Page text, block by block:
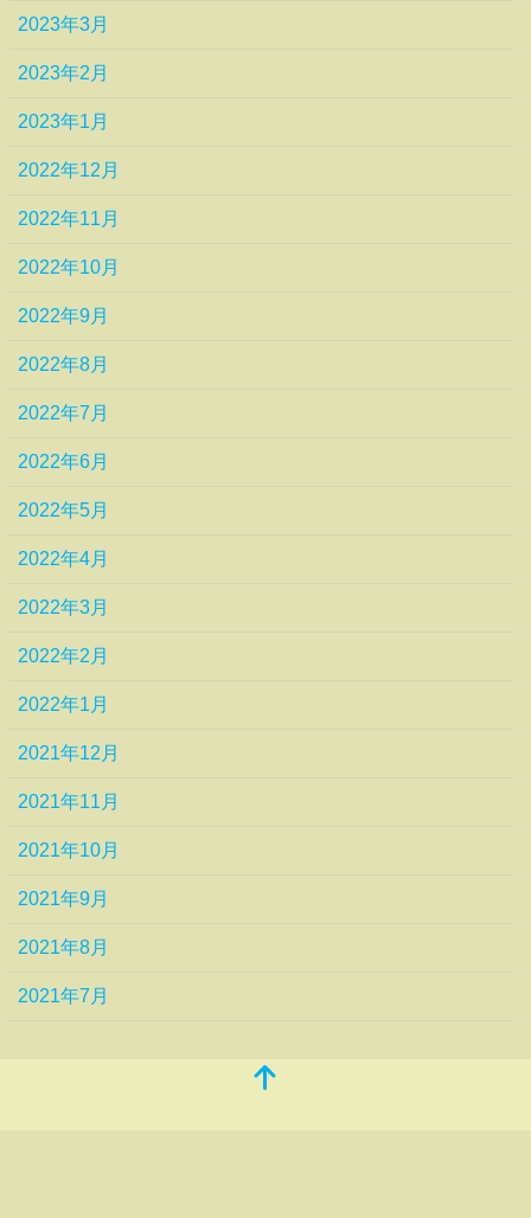
2023年3月
2023年2月
2023年1月
2022年12月
2022年11月
2022年10月
2022年9月
2022年8月
2022年7月
2022年6月
2022年5月
2022年4月
2022年3月
2022年2月
2022年1月
2021年12月
2021年11月
2021年10月
2021年9月
2021年8月
2021年7月